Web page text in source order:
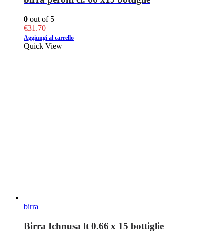
0 out of 5
€31.70
Aggiungi al carrello
Quick View
birra
Birra Ichnusa lt 0.66 x 15 bottiglie